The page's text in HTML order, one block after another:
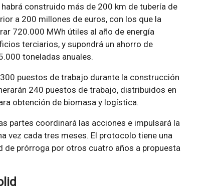
construido más de 200 km de tubería de
a 200 millones de euros, con los que la
720.000 MWh útiles al año de energía
terciarios, y supondrá un ahorro de
toneladas anuales.
puestos de trabajo durante la construcción
240 puestos de trabajo, distribuidos en
obtención de biomasa y logística.
partes coordinará las acciones e impulsará la
vez cada tres meses. El protocolo tiene una
de prórroga por otros cuatro años a propuesta